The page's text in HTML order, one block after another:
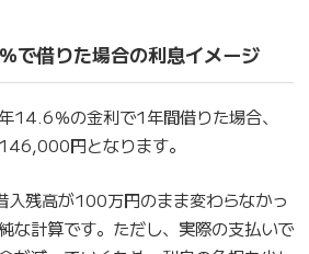
で借りた場合の利息イメージ
14.6％の金利で1年間借りた場合、
円となります。
入残高が100万円のまま変わらなかっ
な計算です。ただし、実際の支払いで